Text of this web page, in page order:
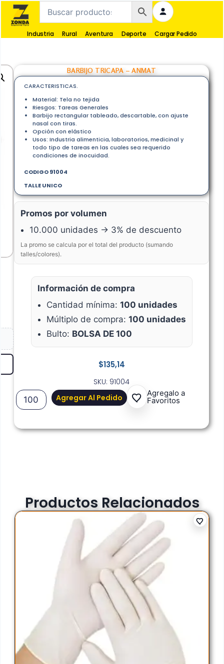
Industria Rural Aventura Deporte Cargar Pedido
BARBIJO TRICAPA – ANMAT
$135,14
CARACTERISTICAS.
Material: Tela no tejida
Riesgos: Tareas Generales
Barbijo rectangular tableado, descartable, con ajuste
nasal con tiras.
Opción con elástico
Usos: Industria alimenticia, laboratorios, medicinal y
todo tipo de tareas en las cuales sea requerido
condiciones de inocuidad.
CODIGO 91004
TALLE UNICO
SKU: 91004
Agregar Al Pedido
Agregalo a
Favoritos
Promos por volumen
10.000 unidades → 3% de descuento
La promo se calcula por el total del producto (sumando
talles/colores).
Información de compra
Cantidad mínima: 100 unidades
Múltiplo de compra: 100 unidades
Bulto: BOLSA DE 100
Productos Relacionados